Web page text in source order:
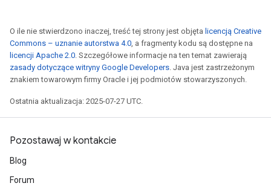
O ile nie stwierdzono inaczej, treść tej strony jest objęta licencją Creative
Commons – uznanie autorstwa 4.0, a fragmenty kodu są dostępne na
licencji Apache 2.0. Szczegółowe informacje na ten temat zawierają
zasady dotyczące witryny Google Developers. Java jest zastrzeżonym
znakiem towarowym firmy Oracle i jej podmiotów stowarzyszonych.
Ostatnia aktualizacja: 2025-07-27 UTC.
Pozostawaj w kontakcie
Blog
Forum